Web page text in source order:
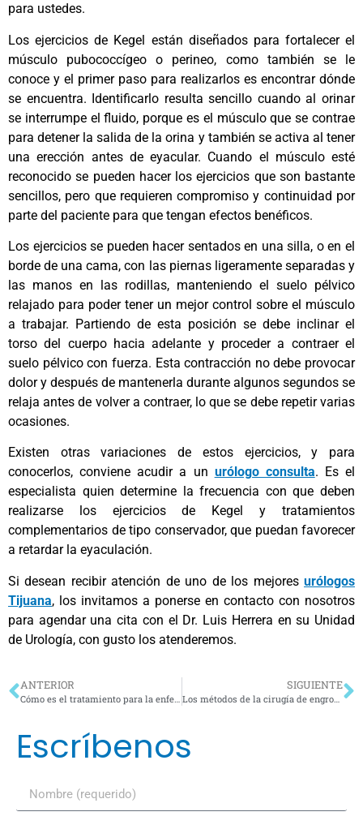
para ustedes.
Los ejercicios de Kegel están diseñados para fortalecer el
músculo pubococcígeo o perineo, como también se le
conoce y el primer paso para realizarlos es encontrar dónde
se encuentra. Identificarlo resulta sencillo cuando al orinar
se interrumpe el fluido, porque es el músculo que se contrae
para detener la salida de la orina y también se activa al tener
una erección antes de eyacular. Cuando el músculo esté
reconocido se pueden hacer los ejercicios que son bastante
sencillos, pero que requieren compromiso y continuidad por
parte del paciente para que tengan efectos benéficos.
Los ejercicios se pueden hacer sentados en una silla, o en el
borde de una cama, con las piernas ligeramente separadas y
las manos en las rodillas, manteniendo el suelo pélvico
relajado para poder tener un mejor control sobre el músculo
a trabajar. Partiendo de esta posición se debe inclinar el
torso del cuerpo hacia adelante y proceder a contraer el
suelo pélvico con fuerza. Esta contracción no debe provocar
dolor y después de mantenerla durante algunos segundos se
relaja antes de volver a contraer, lo que se debe repetir varias
ocasiones.
Existen otras variaciones de estos ejercicios, y para
conocerlos, conviene acudir a un urólogo consulta. Es el
especialista quien determine la frecuencia con que deben
realizarse los ejercicios de Kegel y tratamientos
complementarios de tipo conservador, que puedan favorecer
a retardar la eyaculación.
Si desean recibir atención de uno de los mejores urólogos
Tijuana, los invitamos a ponerse en contacto con nosotros
para agendar una cita con el Dr. Luis Herrera en su Unidad
de Urología, con gusto los atenderemos.
ANTERIOR
Cómo es el tratamiento para la enfermedad de De la Peyronie
SIGUIENTE
Los métodos de la cirugía de engrosamiento y alargamiento de pene
Escríbenos